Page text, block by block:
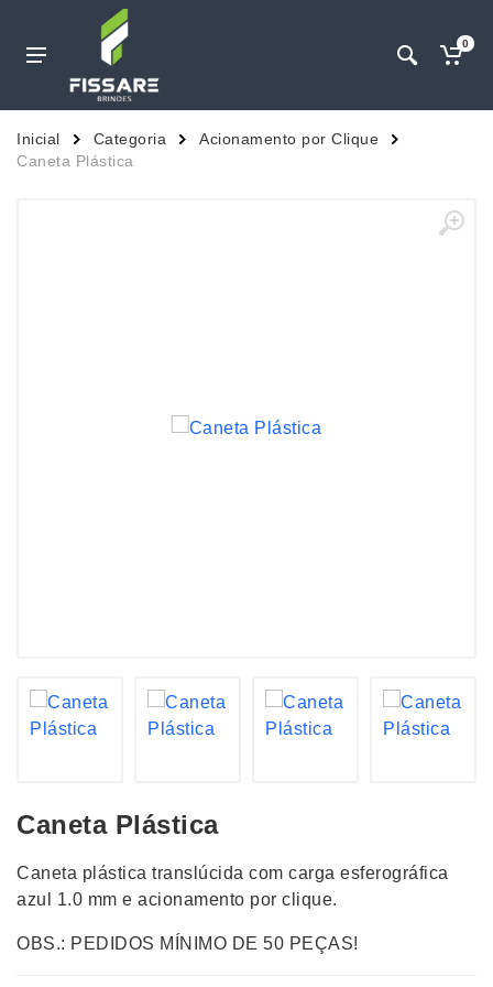
0
Inicial Categoria
Acionamento por Clique
Caneta Plástica
Caneta Plástica
Caneta plástica translúcida com carga esferográfica
azul 1.0 mm e acionamento por clique.
OBS.: PEDIDOS MÍNIMO DE 50 PEÇAS!